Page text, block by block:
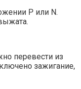
P или N.
перевести из
зажигание,